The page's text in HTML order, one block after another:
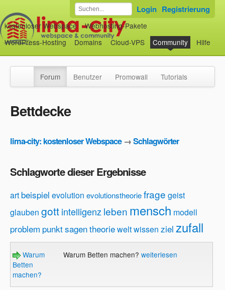
kostenloser Webspace
Webhosting-Pakete
WordPress-Hosting
Domains Cloud-VPS Community Hilfe
Login Registrierung
Forum Benutzer Promowall Tutorials
Bettdecke
lima-city: kostenloser Webspace→Schlagwörter
Schlagworte dieser Ergebnisse
art beispiel evolution evolutionstheoriefrage geist
glauben gottintelligenzleben mensch modell
problem punktsagentheorieweltwissen ziel zufall
Warum
Betten
machen?
Warum Betten machen? weiterlesen